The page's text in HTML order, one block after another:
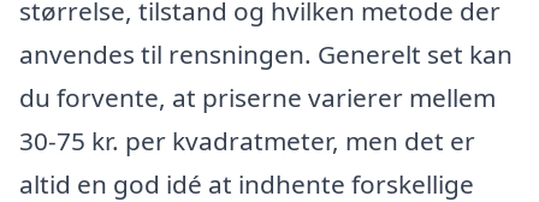
størrelse, tilstand og hvilken metode der
anvendes til rensningen. Generelt set kan
du forvente, at priserne varierer mellem
30-75 kr. per kvadratmeter, men det er
altid en god idé at indhente forskellige